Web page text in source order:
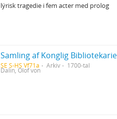
lÿrisk tragedie i fem acter med prolog
Samling af Konglig
SE S-HS Vf71a Arkiv 1700-tal
Dalin, Olof von